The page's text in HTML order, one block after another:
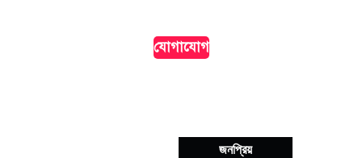
যোগাযোগ
জনপ্রিয়